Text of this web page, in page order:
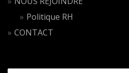
Politique RH
CONTACT